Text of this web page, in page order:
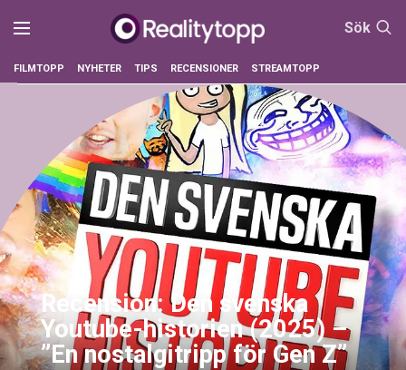
Sök
FILMTOPP NYHETER TIPS RECENSIONER STREAMTOPP
Recension: Den svenska
Youtube-historien (2025) –
”En nostalgitripp för Gen Z”